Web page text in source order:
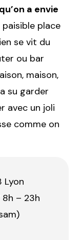
a envie
paisible place
se vit du
ou bar
maison,
su garder
avec un joli
comme on
Lyon
– 23h